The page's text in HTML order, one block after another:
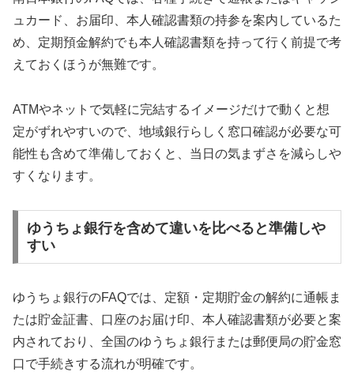
ュカード、お届印、本人確認書類の持参を案内しているた
め、定期預金解約でも本人確認書類を持って行く前提で考
えておくほうが無難です。
ATMやネットで気軽に完結するイメージだけで動くと想
定がずれやすいので、地域銀行らしく窓口確認が必要な可
能性も含めて準備しておくと、当日の気まずさを減らしや
すくなります。
ゆうちょ銀行を含めて違いを比べると準備しや
すい
ゆうちょ銀行のFAQでは、定額・定期貯金の解約に通帳ま
たは貯金証書、口座のお届け印、本人確認書類が必要と案
内されており、全国のゆうちょ銀行または郵便局の貯金窓
口で手続きする流れが明確です。